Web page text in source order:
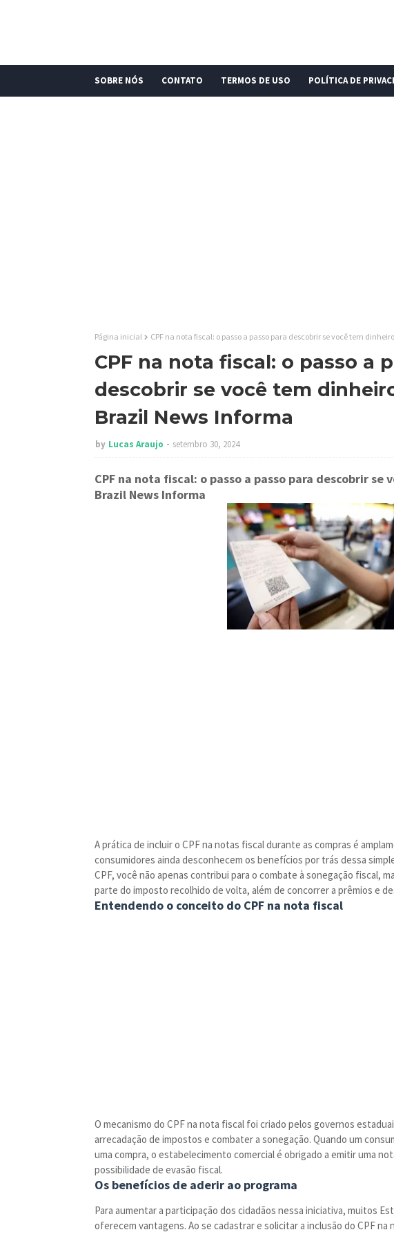
SOBRE NÓS CONTATO TERMOS DE USO POLÍTICA DE
Página inicial CPF na nota fiscal: o passo a passo para descobrir se você tem
CPF na nota fiscal: o passo a
descobrir se você tem
Brazil News Informa
by Lucas Araujo setembro 30, 2024
CPF na nota fiscal: o passo a passo para descobrir
Brazil News Informa
A prática de incluir o CPF na notas fiscal durante as compras é
consumidores ainda desconhecem os benefícios por trás dessa
CPF, você não apenas contribui para o combate à sonegação fiscal,
parte do imposto recolhido de volta, além de concorrer a prêmios e
Entendendo o conceito do CPF na nota fiscal
O mecanismo do CPF na nota fiscal foi criado pelos governos
arrecadação de impostos e combater a sonegação. Quando um
uma compra, o estabelecimento comercial é obrigado a emitir uma
possibilidade de evasão fiscal.
Os benefícios de aderir ao programa
Para aumentar a participação dos cidadãos nessa iniciativa, muitos
oferecem vantagens. Ao se cadastrar e solicitar a inclusão do CPF